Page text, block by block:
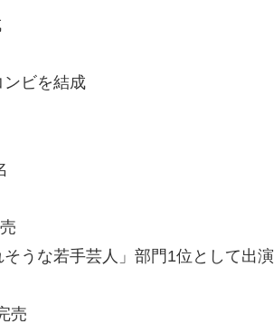
ビを結成
うな若手芸人」部門1位として出演
売